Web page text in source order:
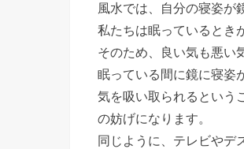
風水では、自分の寝姿が
私たちは眠っているとき
そのため、良い気も悪い
眠っている間に鏡に寝姿
気を吸い取られるという
の妨げになります。
同じように、テレビやデ